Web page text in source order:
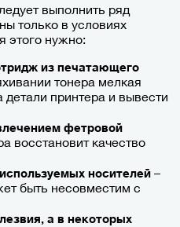
выполнить ряд
только в условиях
этого нужно:
из печатающего
тонера мелкая
принтера и вывести
фетровой
восстановит качество
носителей –
быть несовместим с
а в некоторых